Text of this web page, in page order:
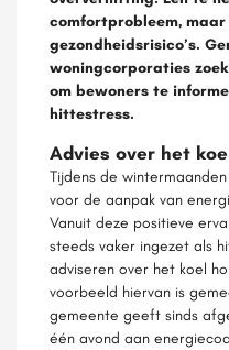
comfortprobleem,
gezondheidsrisico’s.
woningcorporaties
om bewoners te
hittestress.
Advies over het
Tijdens de
voor de aanpak van
Vanuit deze positieve
steeds vaker ingezet als
adviseren over het koel
voorbeeld hiervan is
gemeente geeft sinds
één avond aan